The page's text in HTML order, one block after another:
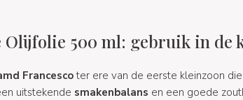
Olijfolie 500 ml: gebruik in de
Francescoter ere van de eerste kleinzoon
uitstekende smakenbalans en een goede